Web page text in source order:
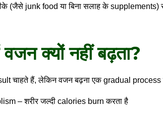
(जैसे junk food या बिना सलाह के
क्यों नहीं बढ़ता?
चाहते हैं, लेकिन वजन बढ़ना एक gradual
– शरीर जल्दी calories burn करता है